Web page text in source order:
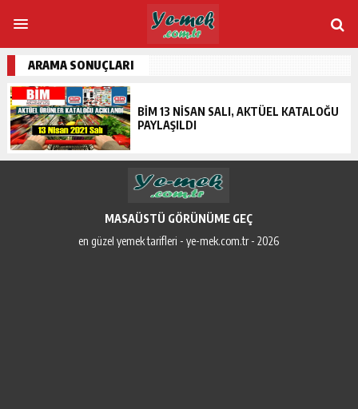
ARAMA SONUÇLARI
BIM 13 NISAN SALI, AKTÜEL KATALOĞU
PAYLAŞILDI
MASAÜSTÜ GÖRÜNÜME GEÇ
en güzel yemek tarifleri - ye-mek.com.tr - 2026